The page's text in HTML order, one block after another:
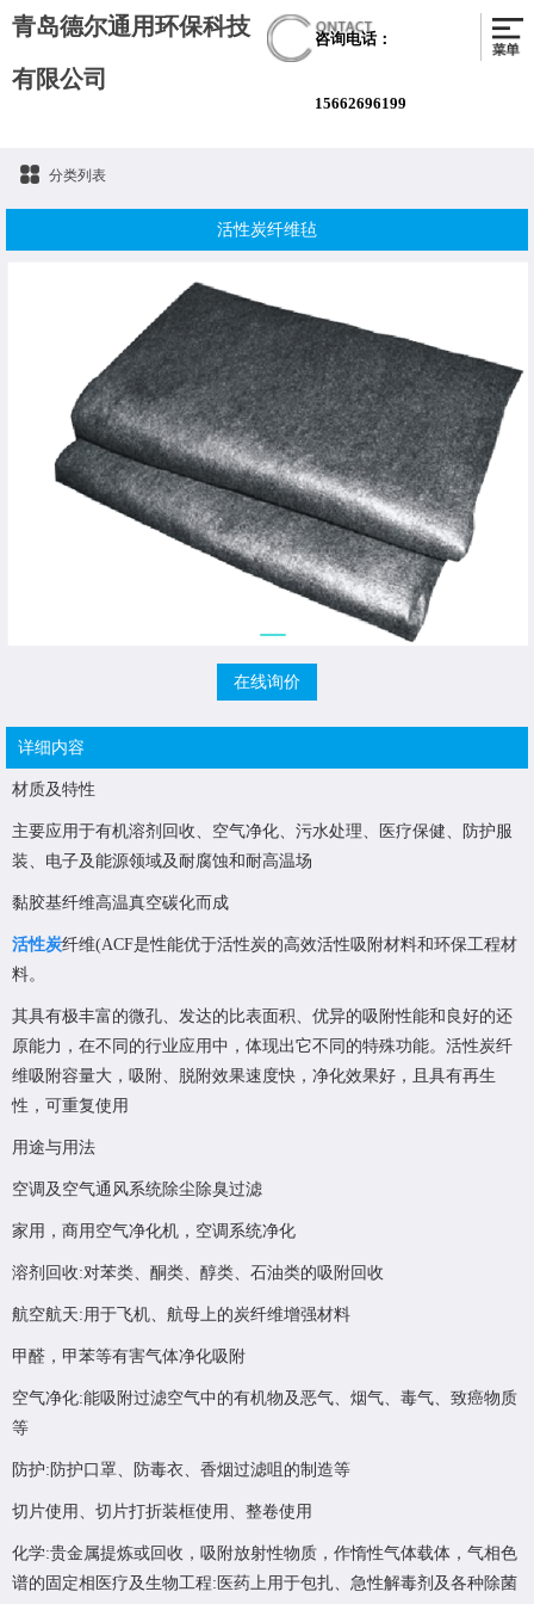
青岛德尔通用环保科技
有限公司
咨询电话：
15662696199
分类列表
活性炭纤维毡
在线询价
详细内容
材质及特性
主要应用于有机溶剂回收、空气净化、污水处理、医疗保健、防护服
装、电子及能源领域及耐腐蚀和耐高温场
黏胶基纤维高温真空碳化而成
活性炭纤维(ACF是性能优于活性炭的高效活性吸附材料和环保工程材
料。
其具有极丰富的微孔、发达的比表面积、优异的吸附性能和良好的还
原能力，在不同的行业应用中，体现出它不同的特殊功能。活性炭纤
维吸附容量大，吸附、脱附效果速度快，净化效果好，且具有再生
性，可重复使用
用途与用法
空调及空气通风系统除尘除臭过滤
家用，商用空气净化机，空调系统净化
溶剂回收:对苯类、酮类、醇类、石油类的吸附回收
航空航天:用于飞机、航母上的炭纤维增强材料
甲醛，甲苯等有害气体净化吸附
空气净化:能吸附过滤空气中的有机物及恶气、烟气、毒气、致癌物质
等
防护:防护口罩、防毒衣、香烟过滤咀的制造等
切片使用、切片打折装框使用、整卷使用
化学:贵金属提炼或回收，吸附放射性物质，作惰性气体载体，气相色
谱的固定相医疗及生物工程:医药上用于包扎、急性解毒剂及各种除菌